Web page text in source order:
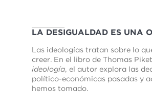
LA DESIGUALDAD ES UNA
Las ideologías tratan sobre lo
creer. En el libro de Thomas
ideología, el autor explora las
político-económicas pasadas y
hemos tomado.